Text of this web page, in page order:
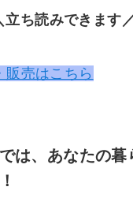
立ち読みできます
販売はこちら
は、あなたの暮